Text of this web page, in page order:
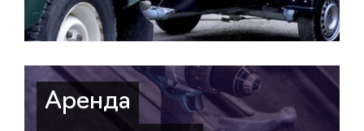
Аренда